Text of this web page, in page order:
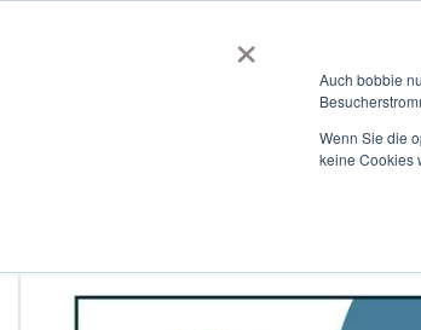
×
Auch bobbie
Wenn Sie die
keine Cookies
BOBBIEVERSUM
Ende